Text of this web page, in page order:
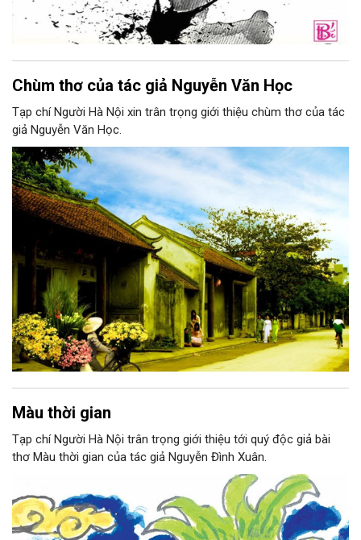
Chùm thơ của tác giả Nguyễn Văn Học
Tạp chí Người Hà Nội xin trân trọng giới thiệu chùm thơ của tác
giả Nguyễn Văn Học.
Màu thời gian
Tạp chí Người Hà Nội trân trọng giới thiệu tới quý độc giả bài
thơ Màu thời gian của tác giả Nguyễn Đình Xuân.